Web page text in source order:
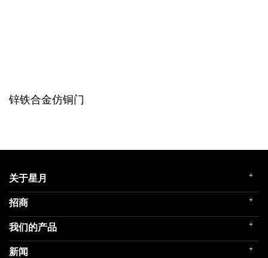
锌铁合金仿铜门
关于星月 +
企业简介
企业文化
荣誉殿堂
招商 +
门店展示
我们的产品 +
民用家装（零售）
新闻 +